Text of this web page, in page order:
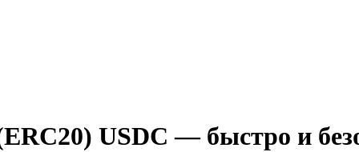
USDC — быстро и